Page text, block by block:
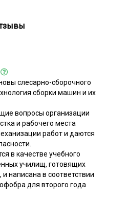
слесарно-сборочного
сборки машин и их
вопросы организации
и рабочего места
работ и даются
в качестве учебного
училищ, готовящих
написана в соответствии
для второго года